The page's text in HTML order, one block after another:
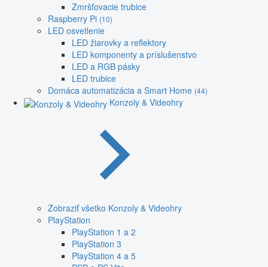
Zmršťovacie trubice
Raspberry Pi (10)
LED osvetlenie
LED žiarovky a reflektory
LED komponenty a príslušenstvo
LED a RGB pásky
LED trubice
Domáca automatizácia a Smart Home (44)
Konzoly & Videohry
Zobraziť všetko Konzoly & Videohry
PlayStation
PlayStation 1 a 2
PlayStation 3
PlayStation 4 a 5